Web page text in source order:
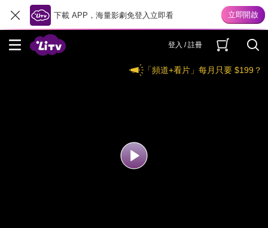
下載 APP，海量影劇免登入立即看
登入 / 註冊
「頻道+看片」每月只要 $199？